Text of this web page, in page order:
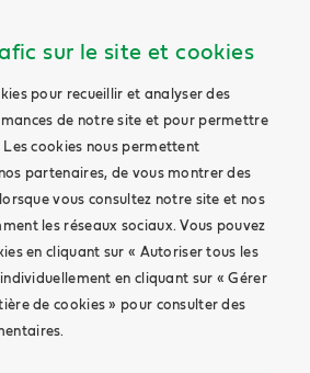
sur le site et cookies
pour recueillir et analyser des
de notre site et pour permettre
cookies nous permettent
partenaires, de vous montrer des
vous consultez notre site et nos
les réseaux sociaux. Vous pouvez
en cliquant sur « Autoriser tous les
en cliquant sur « Gérer
de cookies » pour consulter des